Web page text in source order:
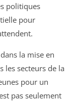
politiques
pour
la mise en
secteurs de la
pour un
pas seulement